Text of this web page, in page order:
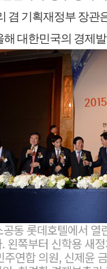
겸 기획재정부 장관
대한민국의 경제
동 롯데호텔에서 열
왼쪽부터 신학용 새
주연합 의원, 신제윤